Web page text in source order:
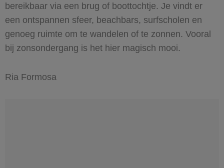
bereikbaar via een brug of boottochtje. Je vindt er
een ontspannen sfeer, beachbars, surfscholen en
genoeg ruimte om te wandelen of te zonnen. Vooral
bij zonsondergang is het hier magisch mooi.
Ria Formosa